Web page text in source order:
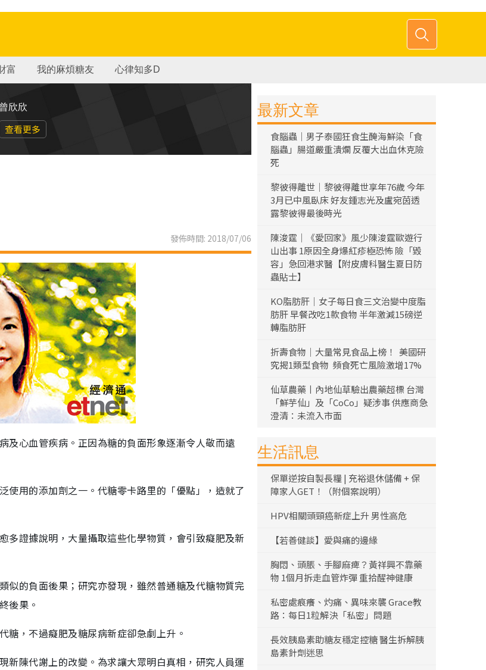
富 我的麻煩糖友 心律知多D
曾欣欣
查看更多
發佈時間: 2018/07/06
及心血管疾病。正因為糖的負面形象逐漸令人敬而遠
使用的添加劑之一。代糖零卡路里的「優點」，造就了
多證據說明，大量攝取這些化學物質，會引致癡肥及新
似的負面後果；研究亦發現，雖然普通糖及代糖物質完
後果。
糖，不過癡肥及糖尿病新症卻急劇上升。
新陳代謝上的改變。為求讓大眾明白真相，研究人員運
最新文章
食腦蟲｜男子泰國狂食生醃海鮮染「食
腦蟲」腸道嚴重潰爛 反覆大出血休克險
死
黎彼得離世｜黎彼得離世享年76歲 今年
3月已中風臥床 好友鍾志光及盧宛茵透
露黎彼得最後時光
陳浚霆｜《愛回家》風少陳浚霆歐遊行
山出事 1原因全身爆紅疹極恐怖 險「毀
容」急回港求醫【附皮膚科醫生夏日防
蟲貼士】
KO脂肪肝｜女子每日食三文治變中度脂
肪肝 早餐改吃1款食物 半年激減15磅逆
轉脂肪肝
折壽食物｜大量常見食品上榜！ 美國研
究揭1類型食物 頻食死亡風險激增17%
仙草農藥丨內地仙草驗出農藥超標 台灣
「鮮芋仙」及「CoCo」疑涉事 供應商急
澄清：未流入市面
生活訊息
保單逆按自製長糧 | 充裕退休儲備 + 保
障家人GET！（附個案說明）
HPV相關頭頸癌新症上升 男性高危
【若善健談】愛與痛的邊緣
胸悶、頭脹、手腳麻痺？黃祥興不靠藥
物 1個月拆走血管炸彈 重拾醒神健康
私密處痕癢、灼痛、異味來襲 Grace教
路：每日1粒解決「私密」問題
長效胰島素助糖友穩定控糖 醫生拆解胰
島素針劑迷思